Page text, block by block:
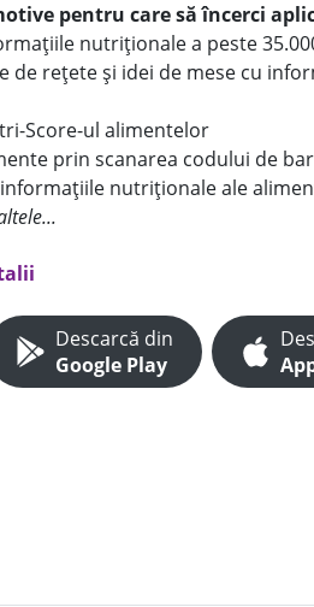
pentru care să încerci
nutriționale a peste
de rețete și idei de mese cu
Score-ul alimentelor
prin scanarea codului de
nutriționale ale
Descarcă din
Google Play